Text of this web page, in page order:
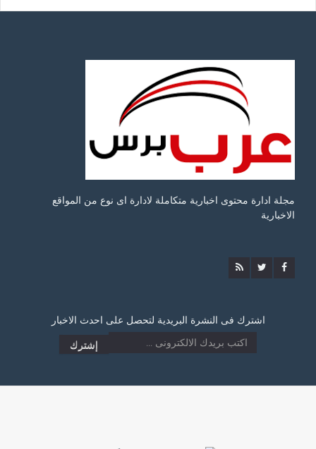
مجلة ادارة محتوى اخبارية متكاملة لادارة اى نوع من المواقع
الاخبارية
اشترك فى النشرة البريدية لتحصل على احدث الاخبار